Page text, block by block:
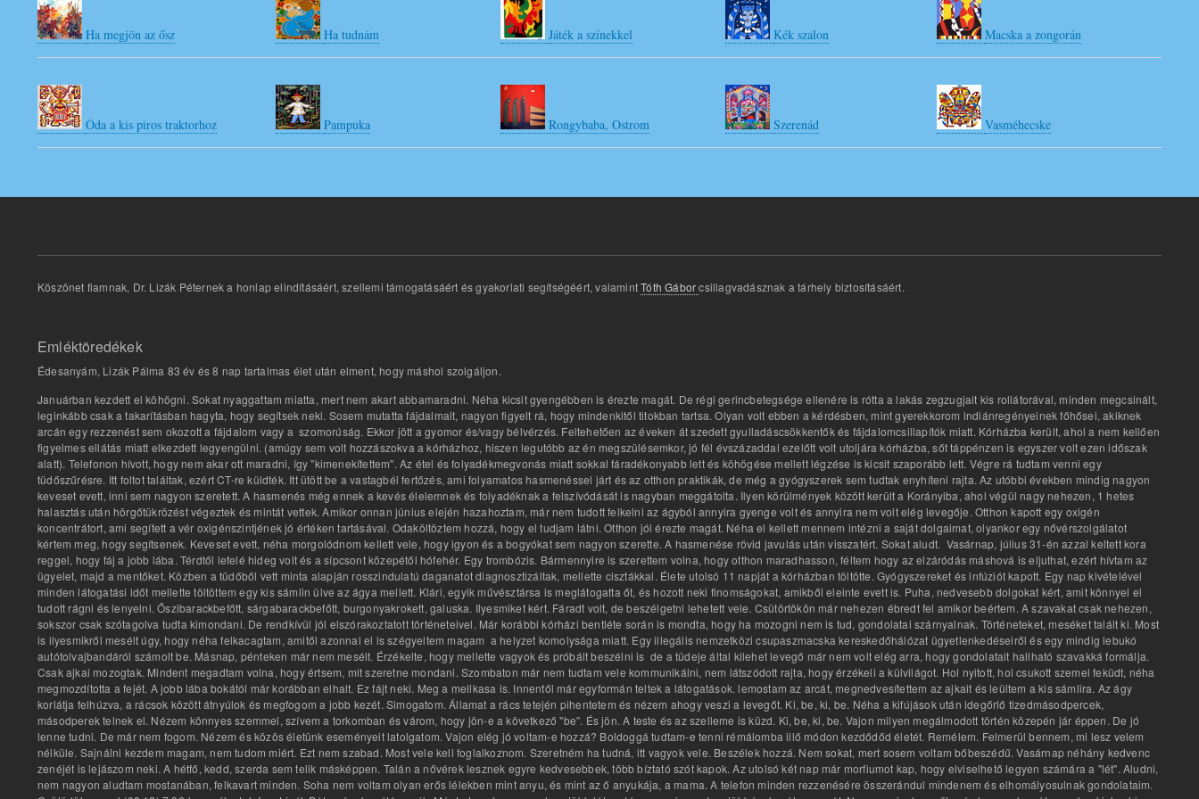
Ha megjön az ősz Ha tudnám Játék a színekkel Kék szalon Macska a zongorán
Óda a kis piros traktorhoz Pampuka Rongybaba, Ostrom Szerenád Vasméhecske
Köszönet fiamnak, Dr. Lizák Péternek a honlap elindításáért, szellemi támogatásáért és gyakorlati segítségéért, valamintTóth Gáborcsillagvadásznak a tárhely biztosításáért.
Emléktöredékek
Édesanyám, Lizák Pálma 83 év és 8 nap tartalmas élet után elment, hogy máshol szolgáljon.
Januárban kezdett el köhögni. Sokat nyaggattam miatta, mert nem akart abbamaradni. Néha kicsit gyengébben is érezte magát. De régi gerincbetegsége ellenére is rótta a lakás zegzugjait kis rollátorával, minden megcsinált,
leginkább csak a takarításban hagyta, hogy segítsek neki. Sosem mutatta fájdalmait, nagyon figyelt rá, hogy mindenkitől titokban tartsa. Olyan volt ebben a kérdésben, mint gyerekkorom indiánregényeinek főhősei, akiknek
arcán egy rezzenést sem okozott a fájdalom vagy a szomorúság. Ekkor jött a gyomor és/vagy bélvérzés. Feltehetően az éveken át szedett gyulladáscsökkentők és fájdalomcsillapítók miatt. Kórházba került, ahol a nem kellően
figyelmes ellátás miatt elkezdett legyengülni. (amúgy sem volt hozzászokva a kórházhoz, hiszen legutóbb az én megszülésemkor, jó fél évszázaddal ezelőtt volt utoljára kórházba, sőt táppénzen is egyszer volt ezen időszak
alatt). Telefonon hívott, hogy nem akar ott maradni, így "kimenekítettem". Az étel és folyadékmegvonás miatt sokkal fáradékonyabb lett és köhögése mellett légzése is kicsit szaporább lett. Végre rá tudtam venni egy
tüdőszűrésre. Itt foltot találtak, ezért CT-re küldték. Itt ütött be a vastagbél fertőzés, ami folyamatos hasmenéssel járt és az otthon praktikák, de még a gyógyszerek sem tudtak enyhíteni rajta. Az utóbbi években mindig nagyon
keveset evett, inni sem nagyon szeretett. A hasmenés még ennek a kevés élelemnek és folyadéknak a felszívódását is nagyban meggátolta. Ilyen körülmények között került a Korányiba, ahol végül nagy nehezen, 1 hetes
halasztás után hörgőtükrözést végeztek és mintát vettek. Amikor onnan június elején hazahoztam, már nem tudott felkelni az ágyból annyira gyenge volt és annyira nem volt elég levegője. Otthon kapott egy oxigén
koncentrátort, ami segített a vér oxigénszintjének jó értéken tartásával. Odaköltöztem hozzá, hogy el tudjam látni. Otthon jól érezte magát. Néha el kellett mennem intézni a saját dolgaimat, olyankor egy nővérszolgálatot
kértem meg, hogy segítsenek. Keveset evett, néha morgolódnom kellett vele, hogy igyon és a bogyókat sem nagyon szerette. A hasmenése rövid javulás után visszatért. Sokat aludt. Vasárnap, július 31-én azzal keltett kora
reggel, hogy fáj a jobb lába. Térdtől lefelé hideg volt és a sípcsont közepétől hófehér. Egy trombózis. Bármennyire is szerettem volna, hogy otthon maradhasson, féltem hogy az elzáródás máshová is eljuthat, ezért hívtam az
ügyelet, majd a mentőket. Közben a tüdőből vett minta alapján rosszindulatú daganatot diagnosztizáltak, mellette cisztákkal. Élete utolsó 11 napját a kórházban töltötte. Gyógyszereket és infúziót kapott. Egy nap kivételével
minden látogatási időt mellette töltöttem egy kis sámlin ülve az ágya mellett. Klári, egyik művésztársa is meglátogatta őt, és hozott neki finomságokat, amikből eleinte evett is. Puha, nedvesebb dolgokat kért, amit könnyel el
tudott rágni és lenyelni. Őszibarackbefőtt, sárgabarackbefőtt, burgonyakrokett, galuska. Ilyesmiket kért. Fáradt volt, de beszélgetni lehetett vele. Csütörtökön már nehezen ébredt fel amikor beértem. A szavakat csak nehezen,
sokszor csak szótagolva tudta kimondani. De rendkívül jól elszórakoztatott történeteivel. Már korábbi kórházi bentléte során is mondta, hogy ha mozogni nem is tud, gondolatai szárnyalnak. Történeteket, meséket talált ki. Most
is ilyesmikről mesélt úgy, hogy néha felkacagtam, amitől azonnal el is szégyeltem magam a helyzet komolysága miatt. Egy illegális nemzetközi csupaszmacska kereskedőhálózat ügyetlenkedéseiről és egy mindig lebukó
autótolvajbandáról számolt be. Másnap, pénteken már nem mesélt. Érzékelte, hogy mellette vagyok és próbált beszélni is de a tüdeje által kilehet levegő már nem volt elég arra, hogy gondolatait hallható szavakká formálja.
Csak ajkai mozogtak. Mindent megadtam volna, hogy értsem, mit szeretne mondani. Szombaton már nem tudtam vele kommunikálni, nem látszódott rajta, hogy érzékeli a külvilágot. Hol nyitott, hol csukott szemel feküdt, néha
megmozdította a fejét. A jobb lába bokától már korábban elhalt. Ez fájt neki. Meg a mellkasa is. Innentől már egyformán teltek a látogatások. lemostam az arcát, megnedvesítettem az ajkait és leültem a kis sámlira. Az ágy
korlátja felhúzva, a rácsok között átnyúlok és megfogom a jobb kezét. Simogatom. Államat a rács tetején pihentetem és nézem ahogy veszi a levegőt. Ki, be, ki, be. Néha a kifújások után idegőrlő tizedmásodpercek,
másodperek telnek el. Nézem könnyes szemmel, szívem a torkomban és várom, hogy jön-e a következő "be". És jön. A teste és az szelleme is küzd. Ki, be, ki, be. Vajon milyen megálmodott történ közepén jár éppen. De jó
lenne tudni. De már nem fogom. Nézem és közös életünk eseményeit latolgatom. Vajon elég jó voltam-e hozzá? Boldoggá tudtam-e tenni rémálomba illő módon kezdődőd életét. Remélem. Felmerül bennem, mi lesz velem
nélküle. Sajnálni kezdem magam, nem tudom miért. Ezt nem szabad. Most vele kell foglalkoznom. Szeretném ha tudná, itt vagyok vele. Beszélek hozzá. Nem sokat, mert sosem voltam bőbeszédű. Vasárnap néhány kedvenc
zenéjét is lejászom neki. A hétfő, kedd, szerda sem telik másképpen. Talán a nővérek lesznek egyre kedvesebbek, több bíztató szót kapok. Az utolsó két nap már morfiumot kap, hogy elviselhető legyen számára a "lét". Aludni,
nem nagyon aludtam mostanában, felkavart minden. Soha nem voltam olyan erős lélekben mint anyu, és mint az ő anyukája, a mama. A telefon minden rezzenésére összerándul mindenem és elhomályosulnak gondolataim.